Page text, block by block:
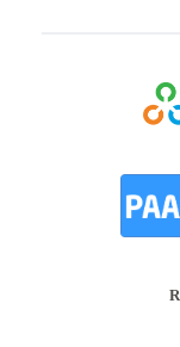
Nos termos do
A/2018, de 3
18 de junho de
Equivalência
Encontram-se
Provas